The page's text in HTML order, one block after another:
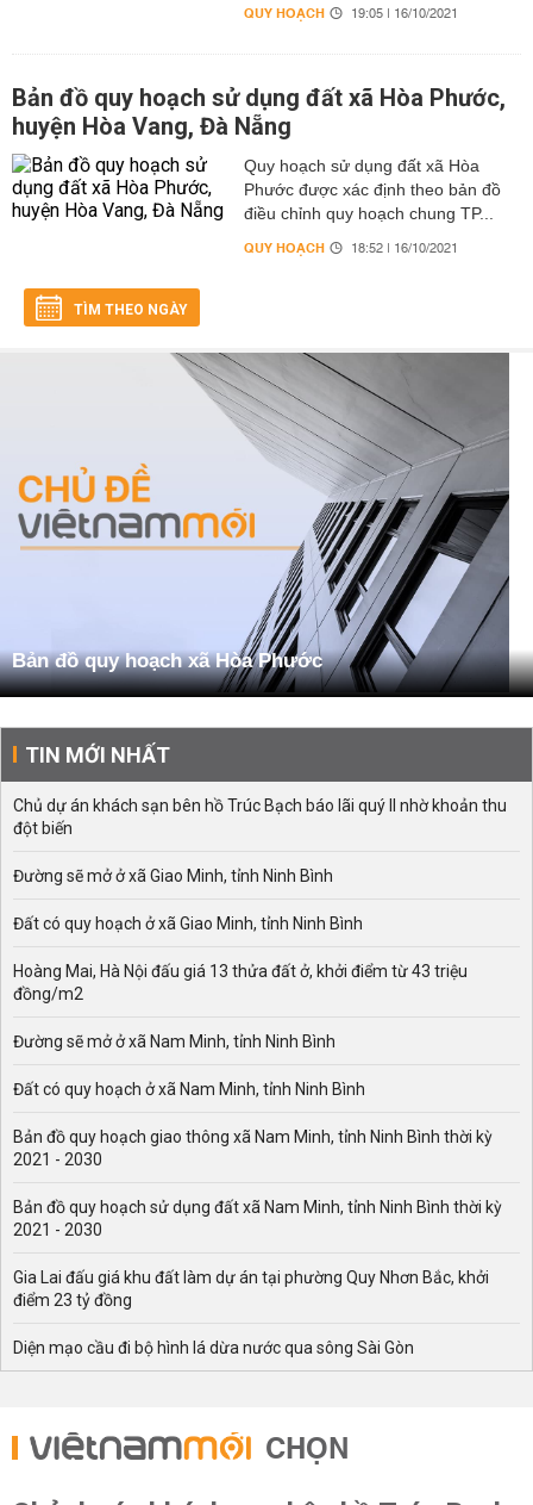
QUY HOẠCH 19:05 | 16/10/2021
Bản đồ quy hoạch sử dụng đất xã Hòa Phước,
huyện Hòa Vang, Đà Nẵng
Quy hoạch sử dụng đất xã Hòa
Phước được xác định theo bản đồ
điều chỉnh quy hoạch chung TP...
QUY HOẠCH 18:52 | 16/10/2021
TÌM THEO NGÀY
Bản đồ quy hoạch xã Hòa Phước
TIN MỚI NHẤT
Chủ dự án khách sạn bên hồ Trúc Bạch báo lãi quý II nhờ khoản thu
đột biến
Đường sẽ mở ở xã Giao Minh, tỉnh Ninh Bình
Đất có quy hoạch ở xã Giao Minh, tỉnh Ninh Bình
Hoàng Mai, Hà Nội đấu giá 13 thửa đất ở, khởi điểm từ 43 triệu
đồng/m2
Đường sẽ mở ở xã Nam Minh, tỉnh Ninh Bình
Đất có quy hoạch ở xã Nam Minh, tỉnh Ninh Bình
Bản đồ quy hoạch giao thông xã Nam Minh, tỉnh Ninh Bình thời kỳ
2021 - 2030
Bản đồ quy hoạch sử dụng đất xã Nam Minh, tỉnh Ninh Bình thời kỳ
2021 - 2030
Gia Lai đấu giá khu đất làm dự án tại phường Quy Nhơn Bắc, khởi
điểm 23 tỷ đồng
Diện mạo cầu đi bộ hình lá dừa nước qua sông Sài Gòn
CHỌN